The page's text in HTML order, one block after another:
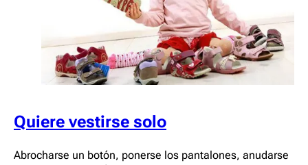
Quiere vestirse solo
Abrocharse un botón, ponerse los pantalones, anudarse